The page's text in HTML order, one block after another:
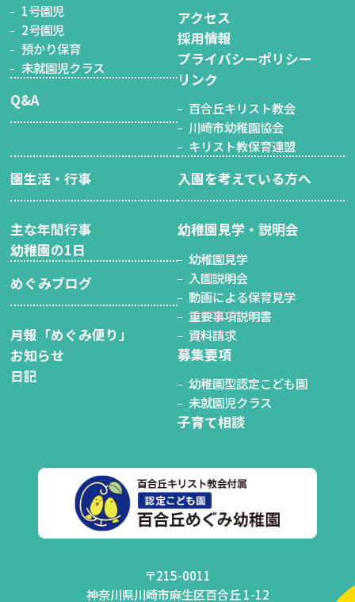
1号園児
2号園児
預かり保育
未就園児クラス
Q&A
アクセス
採用情報
プライバシーポリシー
リンク
百合丘キリスト教会
川崎市幼稚園協会
キリスト教保育連盟
園生活・行事
主な年間行事
幼稚園の1日
めぐみブログ
月報「めぐみ便り」
お知らせ
日記
入園を考えている方へ
幼稚園見学・説明会
幼稚園見学
入園説明会
動画による保育見学
重要事項説明書
資料請求
募集要項
幼稚園型認定こども園
未就園児クラス
子育て相談
〒215-0011
神奈川県川崎市麻生区百合丘 1-12